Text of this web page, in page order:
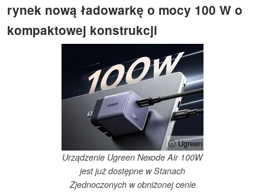
rynek nową ładowarkę o mocy 100 W o
kompaktowej konstrukcji
ⓘ Ugreen
Urządzenie Ugreen Nexode Air 100W
jest już dostępne w Stanach
Zjednoczonych w obniżonej cenie